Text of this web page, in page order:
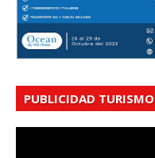
PUBLICIDAD TURISMO